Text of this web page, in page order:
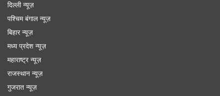
दिल्ली न्यूज़
पश्चिम बंगाल न्यूज़
बिहार न्यूज़
मध्य प्रदेश न्यूज़
महाराष्ट्र न्यूज़
राजस्थान न्यूज़
गुजरात न्यूज़